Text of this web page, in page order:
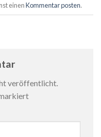
einenKommentar posten.
veröffentlicht.